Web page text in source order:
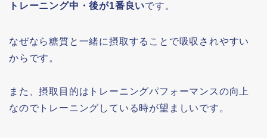
トレーニング中・後が1番良いです。
なぜなら糖質と一緒に摂取することで吸収されやすい
からです。
また、摂取目的はトレーニングパフォーマンスの向上
なのでトレーニングしている時が望ましいです。